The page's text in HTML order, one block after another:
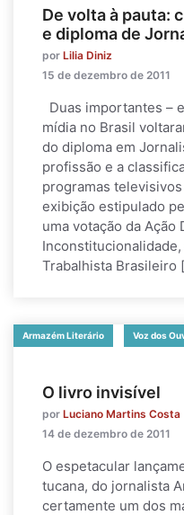
De volta à pauta:
e diploma de
por Lilia Diniz
15 de dezembro de 2011
Duas importantes –
mídia no Brasil
do diploma em
profissão e a
programas
exibição estipulado
uma votação da Ação
Trabalhista Brasileiro
Armazém Literário Voz dos
O livro invisível
por Luciano Martins Costa
14 de dezembro de 2011
O espetacular
tucana, do jornalista
certamente um dos